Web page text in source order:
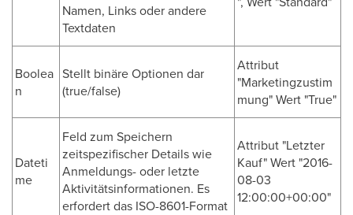
Namen, Links oder andere
Textdaten
Boolea
n
Stellt binäre Optionen dar
(true/false)
Attribut
"Marketingzustim
mung" Wert "True"
Dateti
me
Feld zum Speichern
zeitspezifischer Details wie
Anmeldungs- oder letzte
Aktivitätsinformationen. Es
erfordert das ISO-8601-Format
Attribut "Letzter
Kauf" Wert "2016-
08-03
12:00:00+00:00"